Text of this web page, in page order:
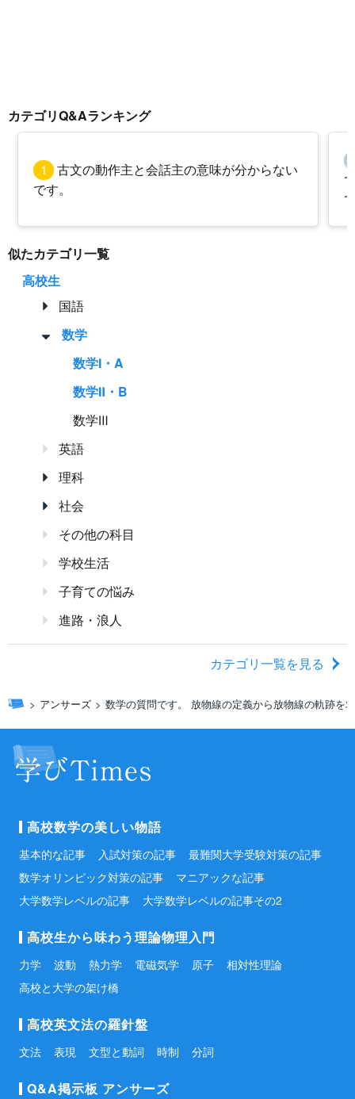
カテゴリQ&Aランキング
1
古文の動作主と会話主の意味が分からない
です。
似たカテゴリ一覧
高校生
国語
数学
数学Ⅰ・A
数学Ⅱ・B
数学Ⅲ
英語
理科
社会
その他の科目
学校生活
子育ての悩み
進路・浪人
カテゴリ一覧を見る
アンサーズ 数学の質問です。 放物線の定義から放物線の軌跡を
高校数学の美しい物語
基本的な記事 入試対策の記事
最難関大学受験対策の記事
数学オリンピック対策の記事
マニアックな記事
大学数学レベルの記事
大学数学レベルの記事その2
高校生から味わう理論物理入門
力学 波動 熱力学 電磁気学 原子
相対性理論
高校と大学の架け橋
高校英文法の羅針盤
文法 表現 文型と動詞 時制 分詞
Q&A掲示板 アンサーズ